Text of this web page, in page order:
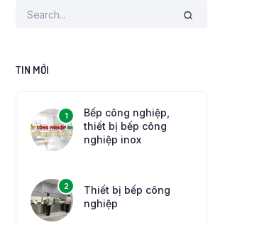
TIN MỚI
1
Bếp công nghiệp,
thiết bị bếp công
nghiệp inox
2
Thiết bị bếp công
nghiệp